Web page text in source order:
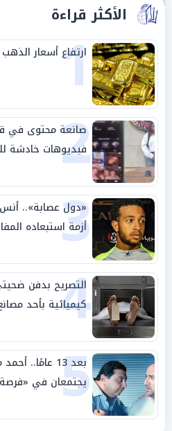
الأكثر قراءة
1
ارتفاع أسعار
2
صانعة محتوى في
فيديوهات خادشة
3
«دول عصابة»..
أزمة استبعاده
4
التصريح بدفن
كيميائية بأحد
5 بعد 13
يجتمعان في